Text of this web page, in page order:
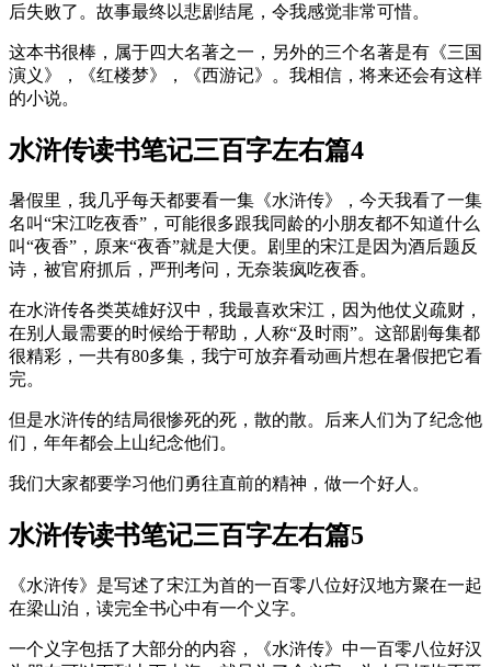
后失败了。故事最终以悲剧结尾，令我感觉非常可惜。
这本书很棒，属于四大名著之一，另外的三个名著是有《三国
演义》，《红楼梦》，《西游记》。我相信，将来还会有这样
的小说。
水浒传读书笔记三百字左右篇4
暑假里，我几乎每天都要看一集《水浒传》，今天我看了一集
名叫“宋江吃夜香”，可能很多跟我同龄的小朋友都不知道什么
叫“夜香”，原来“夜香”就是大便。剧里的宋江是因为酒后题反
诗，被官府抓后，严刑考问，无奈装疯吃夜香。
在水浒传各类英雄好汉中，我最喜欢宋江，因为他仗义疏财，
在别人最需要的时候给于帮助，人称“及时雨”。这部剧每集都
很精彩，一共有80多集，我宁可放弃看动画片想在暑假把它看
完。
但是水浒传的结局很惨死的死，散的散。后来人们为了纪念他
们，年年都会上山纪念他们。
我们大家都要学习他们勇往直前的精神，做一个好人。
水浒传读书笔记三百字左右篇5
《水浒传》是写述了宋江为首的一百零八位好汉地方聚在一起
在梁山泊，读完全书心中有一个义字。
一个义字包括了大部分的内容，《水浒传》中一百零八位好汉